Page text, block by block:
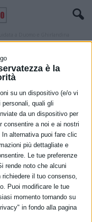
è la
su un dispositivo (e/o vi
quali gli
da un dispositivo per
consentire a noi e ai nostri
alternativa puoi fare clic
più dettagliate e
Le tue preferenze
rende noto che alcuni
il tuo consenso,
Puoi modificare le tue
momento tornando su
in fondo alla pagina
a
del Duomo e della
alla cattedrale e alla
alle 18, per un